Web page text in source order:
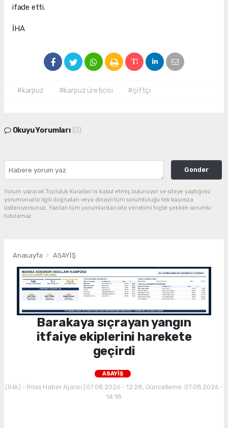
ifade etti.
İHA
#karpuz #karpuz üreticisi #çiftçi
Okuyu Yorumları (0)
Gonder
Yorum yazarak Topluluk Kuralları’nı kabul etmiş bulunuyor ve siteye yaptığınız
yorumunuzla ilgili doğrudan veya dolaylı tüm sorumluluğu tek başınıza
üstleniyorsunuz. Yazılan tüm yorumlardan site yönetimi hiçbir şekilde sorumlu
tutulamaz.
Anasayfa ASAYİŞ
Barakaya sıçrayan yangın
itfaiye ekiplerini harekete
geçirdi
ASAYİŞ
(İHA) - İhlas Haber Ajansı | 07.08.2026 - 12:28, Güncelleme: 07.08.2026 -
14:18